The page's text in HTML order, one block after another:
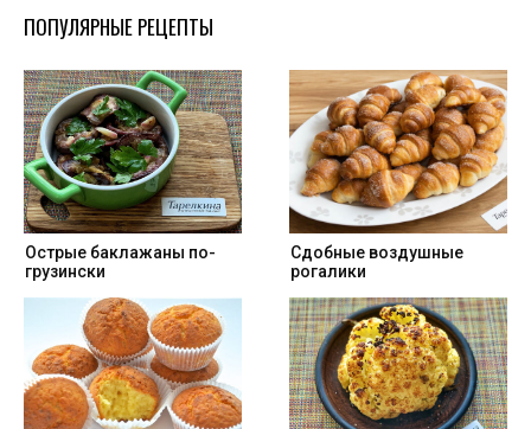
ПОПУЛЯРНЫЕ РЕЦЕПТЫ
Острые баклажаны по-
грузински
Cдобные воздушные
рогалики